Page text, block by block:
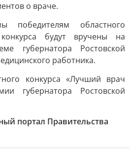
о враче.
областного
конкурса будут вручены на
губернатора Ростовской
работника.
портал Правительства